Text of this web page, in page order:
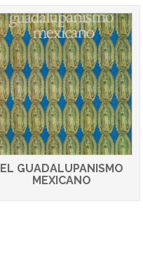
EL GUADALUPANISMO
MEXICANO